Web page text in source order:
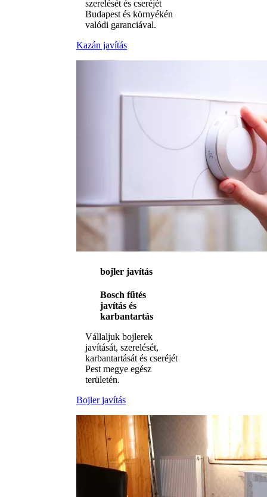
szerelését és cseréjét
Budapest és környékén
valódi garanciával.
Kazán javítás
bojler javítás
Bosch fűtés
javítás és
karbantartás
Vállaljuk bojlerek
javítását, szerelését,
karbantartását és cseréjét
Pest megye egész
területén.
Bojler javítás